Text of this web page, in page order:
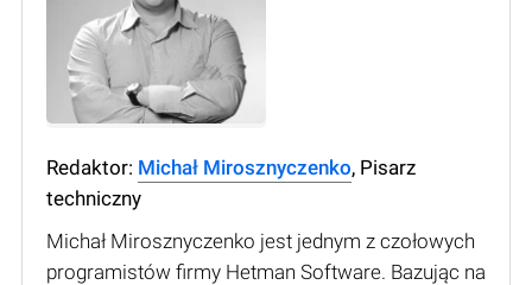
Redaktor: Michał Mirosznyczenko, Pisarz
techniczny
Michał Mirosznyczenko jest jednym z czołowych
programistów firmy Hetman Software. Bazując na